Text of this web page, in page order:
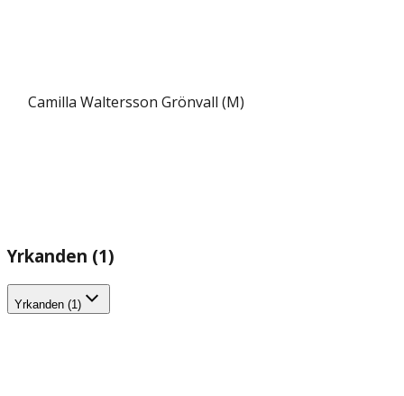
Camilla Waltersson Grönvall (M)
Yrkanden (1)
Yrkanden (1)